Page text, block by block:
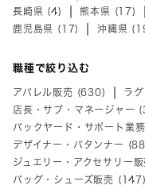
長崎県 (4)
熊本県 (17)
鹿児島県 (17)
沖縄県
職種で絞り込む
アパレル販売 (630)
ラ
店長・サブ・マネージャー
バックヤード・サポート業
デザイナー・パタンナー
ジュエリー・アクセサリー
バッグ・シューズ販売 (147)